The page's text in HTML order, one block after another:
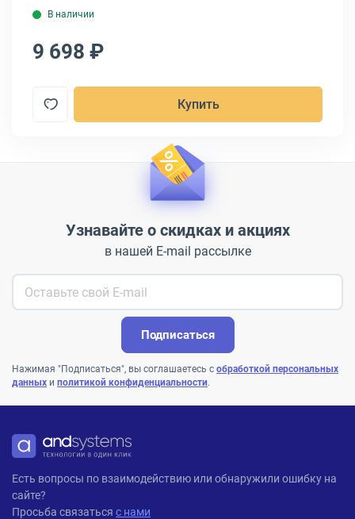
В наличии
9 698 ₽
Купить
Узнавайте о скидках и акциях
в нашей E-mail рассылке
Подписаться
Нажимая "Подписаться", вы соглашаетесь с обработкой персональных
данных и политикой конфиденциальности.
ANDPRO
Есть вопросы по взаимодействию или обнаружили ошибку на
сайте?
Просьба связаться с нами